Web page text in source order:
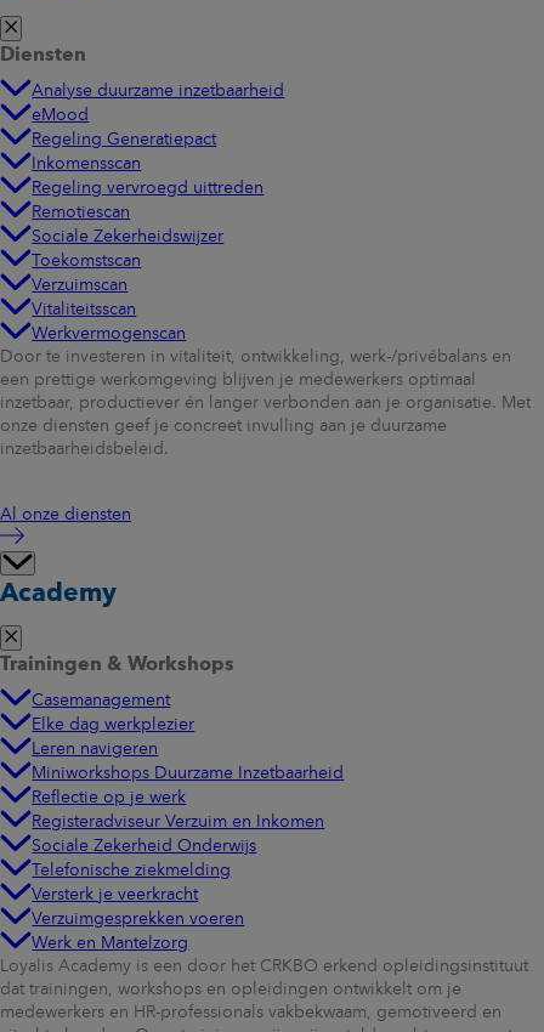
Diensten
Analyse duurzame inzetbaarheid
eMood
Regeling Generatiepact
Inkomensscan
Regeling vervroegd uittreden
Remotiescan
Sociale Zekerheidswijzer
Toekomstscan
Verzuimscan
Vitaliteitsscan
Werkvermogenscan
Door te investeren in vitaliteit, ontwikkeling, werk-/privébalans en
een prettige werkomgeving blijven je medewerkers optimaal
inzetbaar, productiever én langer verbonden aan je organisatie. Met
onze diensten geef je concreet invulling aan je duurzame
inzetbaarheidsbeleid.
Al onze diensten
Academy
Trainingen & Workshops
Casemanagement
Elke dag werkplezier
Leren navigeren
Miniworkshops Duurzame Inzetbaarheid
Reflectie op je werk
Registeradviseur Verzuim en Inkomen
Sociale Zekerheid Onderwijs
Telefonische ziekmelding
Versterk je veerkracht
Verzuimgesprekken voeren
Werk en Mantelzorg
Loyalis Academy is een door het CRKBO erkend opleidingsinstituut
dat trainingen, workshops en opleidingen ontwikkelt om je
medewerkers en HR-professionals vakbekwaam, gemotiveerd en